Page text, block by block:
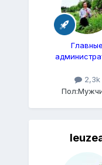
Главные
2,3k
Пол: